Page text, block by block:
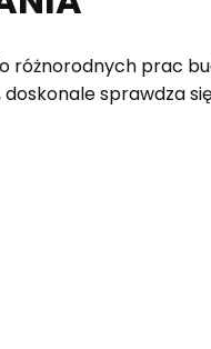
różnorodnych prac
sprawdza